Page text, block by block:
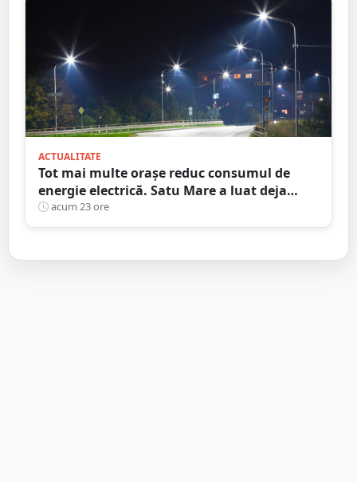
ACTUALITATE
Tot mai multe orașe reduc consumul de
energie electrică. Satu Mare a luat deja
măsuri. Cu ce soluții au venit ceilalți
primari
acum 23 ore